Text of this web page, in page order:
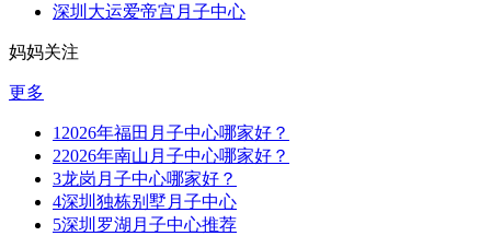
深圳大运爱帝宫月子中心
妈妈关注
更多
12026年福田月子中心哪家好？
22026年南山月子中心哪家好？
3龙岗月子中心哪家好？
4深圳独栋别墅月子中心
5深圳罗湖月子中心推荐